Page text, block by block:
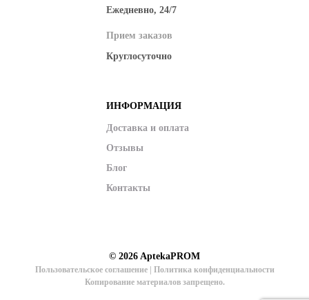
Ежедневно, 24/7
Прием заказов
Круглосуточно
ИНФОРМАЦИЯ
Доставка и оплата
Отзывы
Блог
Контакты
© 2026 AptekaPROM
Пользовательское соглашение| Политика конфиденциальности
Копирование материалов запрещено.